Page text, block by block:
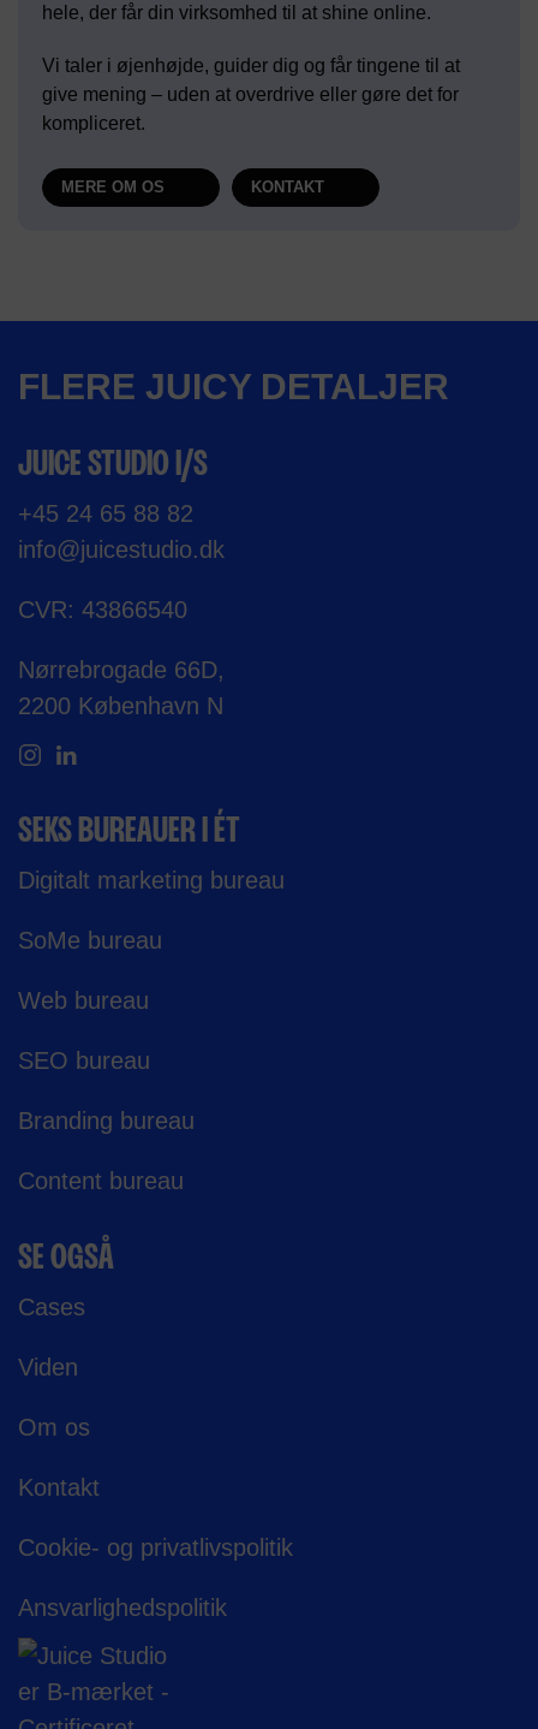
hele, der får din virksomhed til at shine online.
Vi taler i øjenhøjde, guider dig og får tingene til at
give mening – uden at overdrive eller gøre det for
kompliceret.
MERE OM OS KONTAKT
FLERE JUICY DETALJER
JUICE STUDIO I/S
+45 24 65 88 82
info@juicestudio.dk
CVR: 43866540
Nørrebrogade 66D,
2200 København N
SEKS BUREAUER I ÉT
Digitalt marketing bureau
SoMe bureau
Web bureau
SEO bureau
Branding bureau
Content bureau
SE OGSÅ
Cases
Viden
Om os
Kontakt
Cookie- og privatlivspolitik
Ansvarligheds­politik